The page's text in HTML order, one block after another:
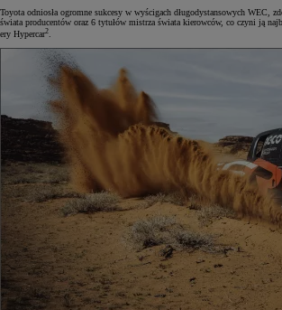
Toyota odniosła ogromne sukcesy w wyścigach długodystansowych WEC,
świata producentów oraz 6 tytułów mistrza świata kierowców, co czyni ją
ery Hypercar2.